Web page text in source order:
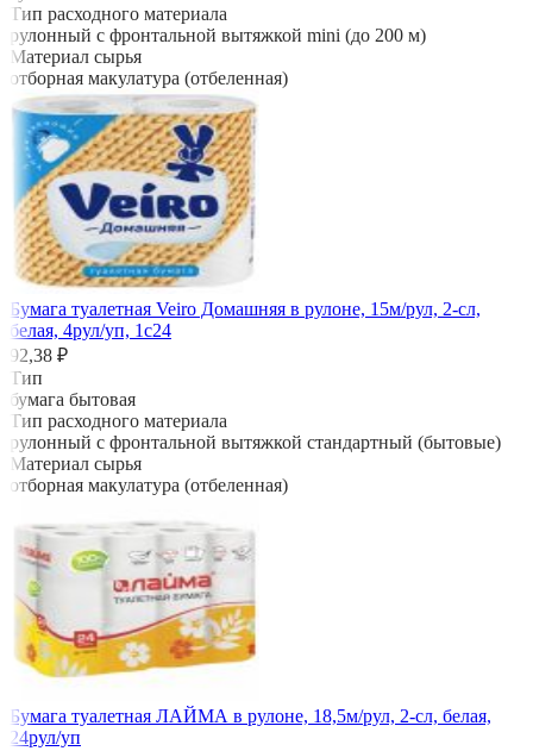
Тип расходного материала
рулонный с фронтальной вытяжкой mini (до 200 м)
Материал сырья
отборная макулатура (отбеленная)
Бумага туалетная Veiro Домашняя в рулоне, 15м/рул, 2-сл,
белая, 4рул/уп, 1с24
92,38 ₽
Тип
бумага бытовая
Тип расходного материала
рулонный с фронтальной вытяжкой стандартный (бытовые)
Материал сырья
отборная макулатура (отбеленная)
Бумага туалетная ЛАЙМА в рулоне, 18,5м/рул, 2-сл, белая,
24рул/уп